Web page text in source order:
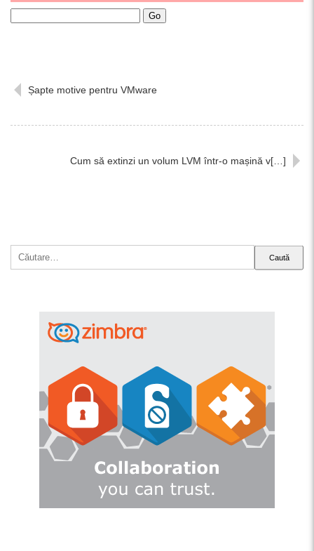
Șapte motive pentru VMware
Cum să extinzi un volum LVM într-o mașină v[…]
după: